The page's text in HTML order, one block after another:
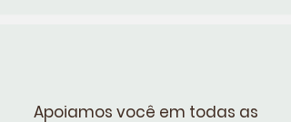
Apoiamos você em todas as